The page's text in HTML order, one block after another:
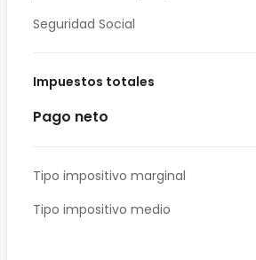
Seguridad Social
Impuestos totales
Pago neto
Tipo impositivo marginal
Tipo impositivo medio